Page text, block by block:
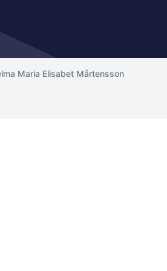
Maria Elisabet Mårtensson